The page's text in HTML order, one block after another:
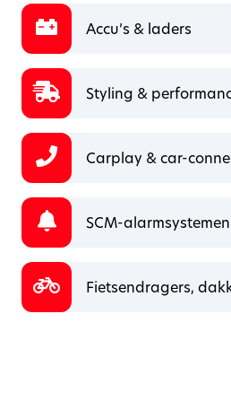
Accu’s & laders
Styling &
Carplay & car-
SCM-
Fietsendragers,